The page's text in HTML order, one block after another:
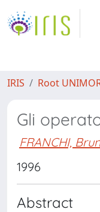
IRIS Root
Gli
FRANCHI,
1996
Abstract